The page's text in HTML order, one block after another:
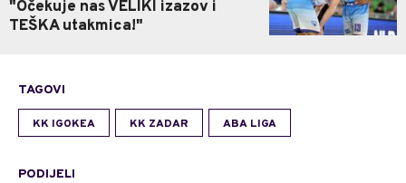
"Očekuje nas VELIKI izazov i
TEŠKA utakmica!"
TAGOVI
KK IGOKEA KK ZADAR ABA LIGA
PODIJELI